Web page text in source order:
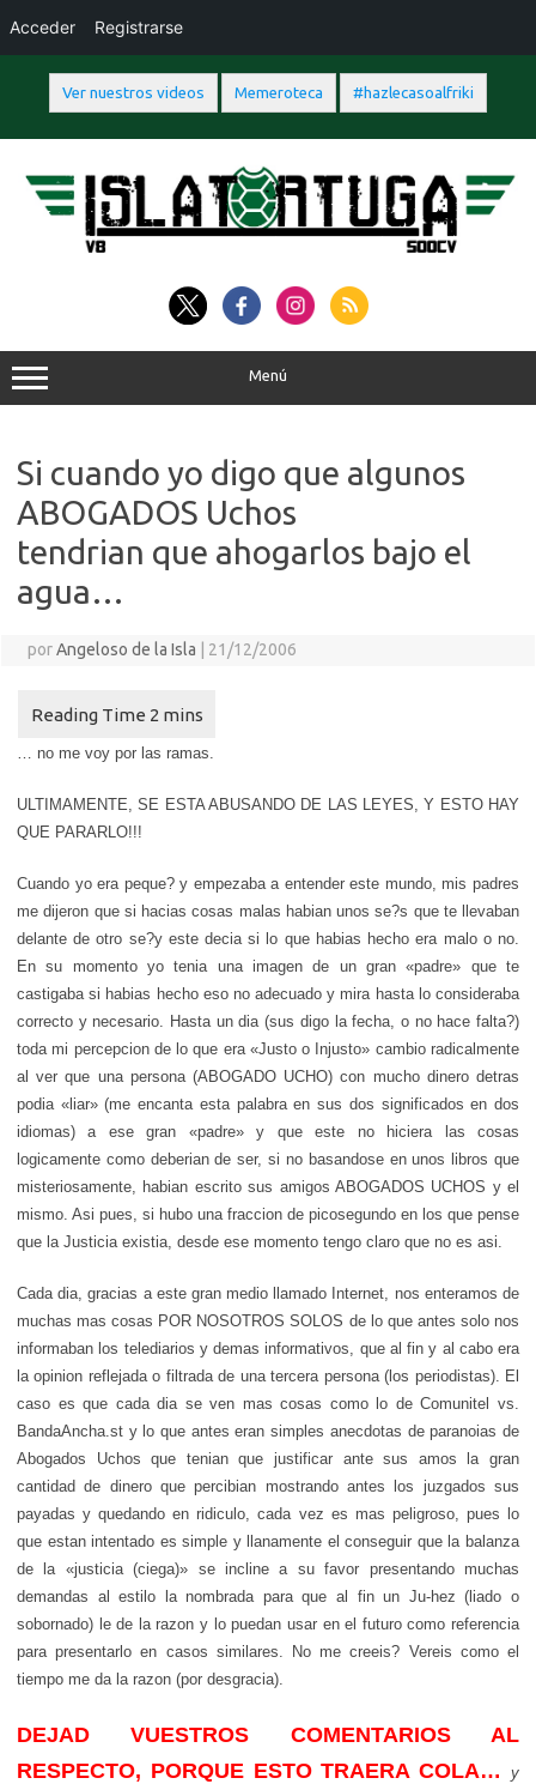
Ver nuestros videos Memeroteca #hazlecasoalfriki
contenido
Menú
Si cuando yo digo que algunos
ABOGADOS Uchos
tendrian que ahogarlos bajo el
agua…
porAngeloso de la Isla 21/12/2006
… no me voy por las ramas.
ULTIMAMENTE, SE ESTA ABUSANDO DE LAS LEYES, Y ESTO HAY
QUE PARARLO!!!
Cuando yo era peque? y empezaba a entender este mundo, mis padres
me dijeron que si hacias cosas malas habian unos se?s que te llevaban
delante de otro se?y este decia si lo que habias hecho era malo o no.
En su momento yo tenia una imagen de un gran «padre» que te
castigaba si habias hecho eso no adecuado y mira hasta lo consideraba
correcto y necesario. Hasta un dia (sus digo la fecha, o no hace falta?)
toda mi percepcion de lo que era «Justo o Injusto» cambio radicalmente
al ver que una persona (ABOGADO UCHO) con mucho dinero detras
podia «liar» (me encanta esta palabra en sus dos significados en dos
idiomas) a ese gran «padre» y que este no hiciera las cosas
logicamente como deberian de ser, si no basandose en unos libros que
misteriosamente, habian escrito sus amigos ABOGADOS UCHOS y el
mismo. Asi pues, si hubo una fraccion de picosegundo en los que pense
que la Justicia existia, desde ese momento tengo claro que no es asi.
Cada dia, gracias a este gran medio llamado Internet, nos enteramos de
muchas mas cosas POR NOSOTROS SOLOS de lo que antes solo nos
informaban los telediarios y demas informativos, que al fin y al cabo era
la opinion reflejada o filtrada de una tercera persona (los periodistas). El
caso es que cada dia se ven mas cosas como lo de Comunitel vs.
BandaAncha.st y lo que antes eran simples anecdotas de paranoias de
Abogados Uchos que tenian que justificar ante sus amos la gran
cantidad de dinero que percibian mostrando antes los juzgados sus
payadas y quedando en ridiculo, cada vez es mas peligroso, pues lo
que estan intentado es simple y llanamente el conseguir que la balanza
de la «justicia (ciega)» se incline a su favor presentando muchas
demandas al estilo la nombrada para que al fin un Ju-hez (liado o
sobornado) le de la razon y lo puedan usar en el futuro como referencia
para presentarlo en casos similares. No me creeis? Vereis como el
tiempo me da la razon (por desgracia).
DEJAD VUESTROS COMENTARIOS AL
RESPECTO, PORQUE ESTO TRAERA COLA…
y
Acceder Registrarse